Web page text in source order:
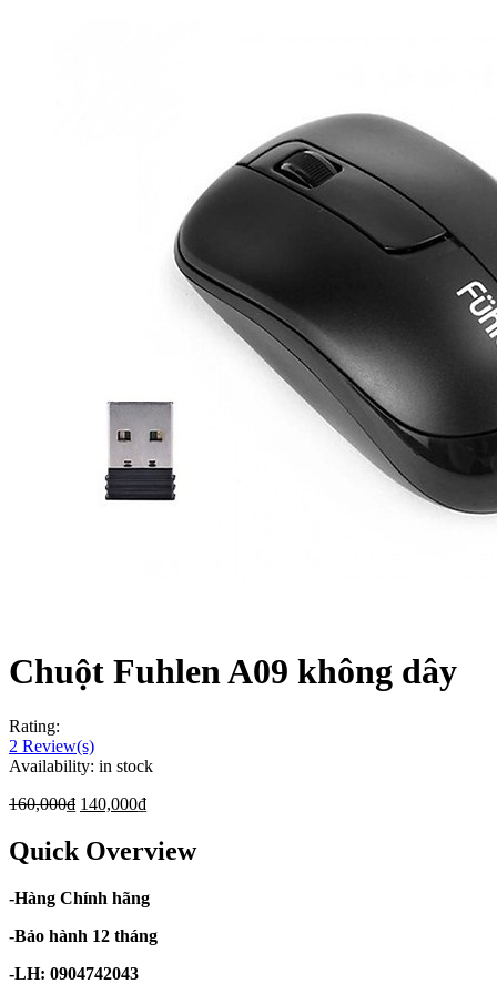
Chuột Fuhlen A09 không dây
Rating:
2 Review(s)
Availability: in stock
160,000₫ 140,000₫
Quick Overview
-Hàng Chính hãng
-Bảo hành 12 tháng
-LH: 0904742043